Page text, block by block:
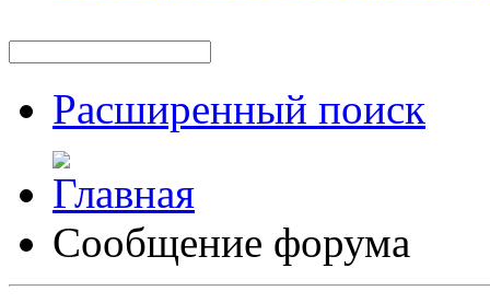
Расширенный поиск
Сообщение форума